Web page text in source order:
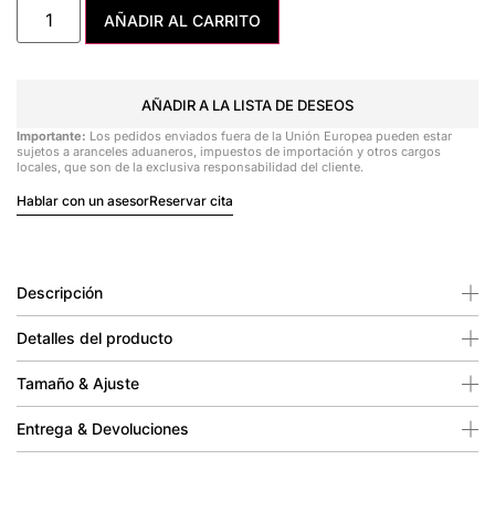
AÑADIR AL CARRITO
AÑADIR A LA LISTA DE DESEOS
Importante: Los pedidos enviados fuera de la Unión Europea pueden estar
sujetos a aranceles aduaneros, impuestos de importación y otros cargos
locales, que son de la exclusiva responsabilidad del cliente.
Hablar con un asesorReservar cita
Descripción
Detalles del producto
Tamaño & Ajuste
Entrega & Devoluciones